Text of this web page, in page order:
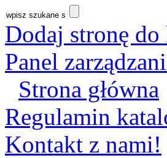
Dodaj stronę do
Panel
Strona główna
Regulamin
Kontakt z nami!